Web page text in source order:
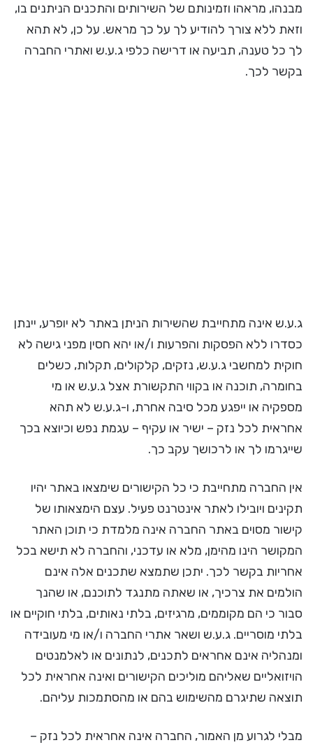
מבנהו, מראהו וזמינותם של השירותים והתכנים הניתנים בו,
וזאת ללא צורך להודיע לך על כך מראש. על כן, לא תהא
לך כל טענה, תביעה או דרישה כלפי ג.ע.ש ואתרי החברה
בקשר לכך.
ג.ע.ש אינה מתחייבת שהשירות הניתן באתר לא יופרע, יינתן
כסדרו ללא הפסקות והפרעות ו/או יהא חסין מפני גישה לא
חוקית למחשבי ג.ע.ש, נזקים, קלקולים, תקלות, כשלים
בחומרה, תוכנה או בקווי התקשורת אצל ג.ע.ש או מי
מספקיה או ייפגע מכל סיבה אחרת, ו-ג.ע.ש לא תהא
אחראית לכל נזק – ישיר או עקיף – עגמת נפש וכיוצא בכך
שייגרמו לך או לרכושך עקב כך.
אין החברה מתחייבת כי כל הקישורים שימצאו באתר יהיו
תקינים ויובילו לאתר אינטרנט פעיל. עצם הימצאותו של
קישור מסוים באתר החברה אינה מלמדת כי תוכן האתר
המקושר הינו מהימן, מלא או עדכני, והחברה לא תישא בכל
אחריות בקשר לכך. יתכן שתמצא שתכנים אלה אינם
הולמים את צרכיך, או שאתה מתנגד לתוכנם, או שהנך
סבור כי הם מקוממים, מרגיזים, בלתי נאותים, בלתי חוקיים או
בלתי מוסריים. ג.ע.ש ושאר אתרי החברה ו/או מי מעובידה
ומנהליה אינם אחראים לתכנים, לנתונים או לאלמנטים
הויזואליים שאליהם מוליכים הקישורים ואינה אחראית לכל
תוצאה שתיגרם מהשימוש בהם או מהסתמכות עליהם.
מבלי לגרוע מן האמור, החברה אינה אחראית לכל נזק –